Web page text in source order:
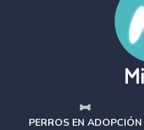
PERROS EN ADOPCIÓN